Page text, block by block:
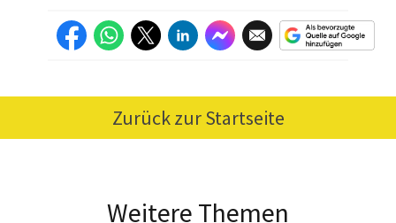
Zurück zur Startseite
Weitere Themen